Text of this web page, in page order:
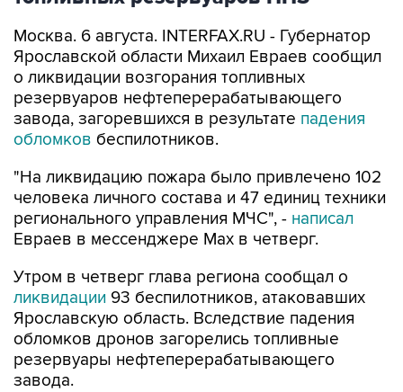
Москва. 6 августа. INTERFAX.RU - Губернатор
Ярославской области Михаил Евраев сообщил
о ликвидации возгорания топливных
резервуаров нефтеперерабатывающего
завода, загоревшихся в результате падения
обломков беспилотников.
"На ликвидацию пожара было привлечено 102
человека личного состава и 47 единиц техники
регионального управления МЧС", - написал
Евраев в мессенджере Мах в четверг.
Утром в четверг глава региона сообщал о
ликвидации 93 беспилотников, атаковавших
Ярославскую область. Вследствие падения
обломков дронов загорелись топливные
резервуары нефтеперерабатывающего
завода.